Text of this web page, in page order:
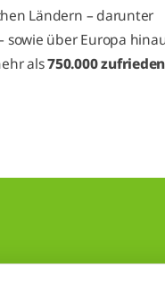
Ländern – darunter
sowie über Europa
als750.000